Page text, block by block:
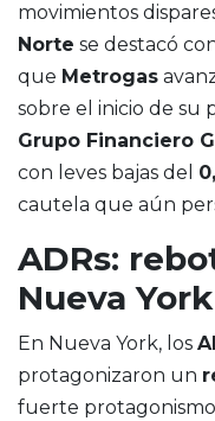
movimientos
Norte se destacó
que Metrogas
sobre el inicio de su
Grupo Financiero
con leves bajas del
cautela que aún
ADRs:
Nueva York
En Nueva York, los
protagonizaron un
fuerte protagonismo